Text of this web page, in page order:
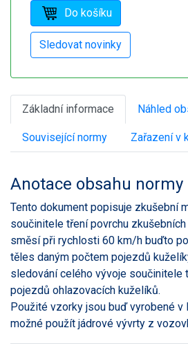
Základní informace Náhled
Související normy Zařazení v
Anotace obsahu normy
Tento dokument popisuje zkušební
součinitele tření povrchu
směsí při rychlosti 60 km/h buďto
těles daným počtem pojezdů
sledování celého vývoje součinitele
pojezdů ohlazovacích kuželíků.
Použité vzorky jsou buď vyrobené v
možné použít jádrové vývrty z